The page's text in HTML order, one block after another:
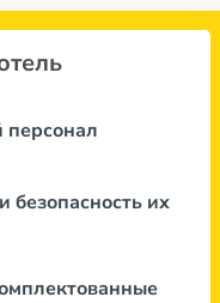
безопасность их